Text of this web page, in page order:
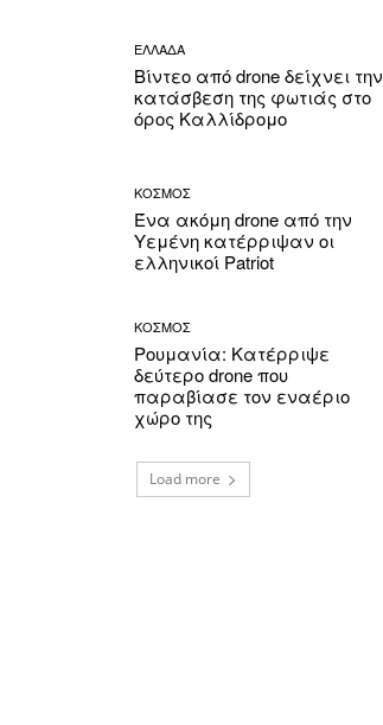
ΕΛΛΑΔΑ
Βίντεο από drone δείχνει την
κατάσβεση της φωτιάς στο
όρος Καλλίδρομο
ΚΟΣΜΟΣ
Ένα ακόμη drone από την
Υεμένη κατέρριψαν οι
ελληνικοί Patriot
ΚΟΣΜΟΣ
Ρουμανία: Κατέρριψε
δεύτερο drone που
παραβίασε τον εναέριο
χώρο της
Load more